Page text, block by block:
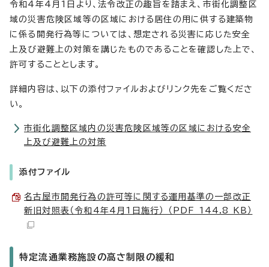
令和4年4月1日より、法令改正の趣旨を踏まえ、市街化調整区
域の災害危険区域等の区域における居住の用に供する建築物
に係る開発行為等については、想定される災害に応じた安全
上及び避難上の対策を講じたものであることを確認した上で、
許可することとします。
詳細内容は、以下の添付ファイルおよびリンク先をご覧くださ
い。
市街化調整区域内の災害危険区域等の区域における安全
上及び避難上の対策
添付ファイル
名古屋市開発行為の許可等に関する運用基準の一部改正
新旧対照表（令和4年4月1日施行） （PDF 144.8 KB）
特定流通業務施設の高さ制限の緩和